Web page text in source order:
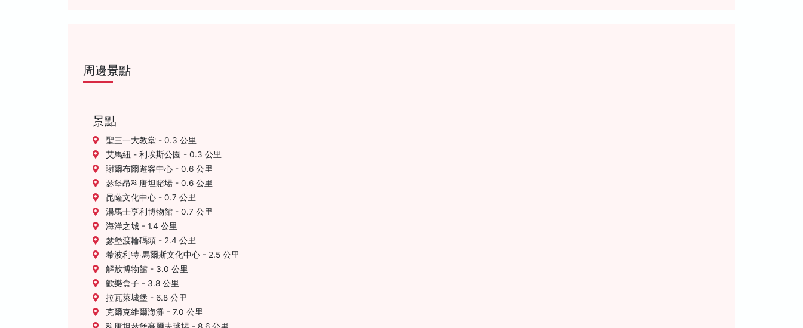
周邊景點
景點
聖三一大教堂 - 0.3 公里
艾馬紐 - 利埃斯公園 - 0.3 公里
謝爾布爾遊客中心 - 0.6 公里
瑟堡昂科唐坦賭場 - 0.6 公里
昆薩文化中心 - 0.7 公里
湯馬士亨利博物館 - 0.7 公里
海洋之城 - 1.4 公里
瑟堡渡輪碼頭 - 2.4 公里
希波利特·馬爾斯文化中心 - 2.5 公里
解放博物館 - 3.0 公里
歡樂盒子 - 3.8 公里
拉瓦萊城堡 - 6.8 公里
克爾克維爾海灘 - 7.0 公里